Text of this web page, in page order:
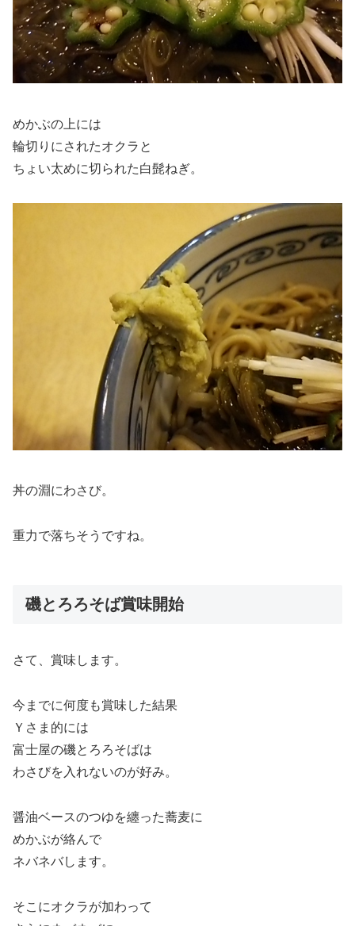
めかぶの上には
輪切りにされたオクラと
ちょい太めに切られた白髭ねぎ。
丼の淵にわさび。
重力で落ちそうですね。
磯とろろそば賞味開始
さて、賞味します。
今までに何度も賞味した結果
Ｙさま的には
富士屋の磯とろろそばは
わさびを入れないのが好み。
醤油ベースのつゆを纏った蕎麦に
めかぶが絡んで
ネバネバします。
そこにオクラが加わって